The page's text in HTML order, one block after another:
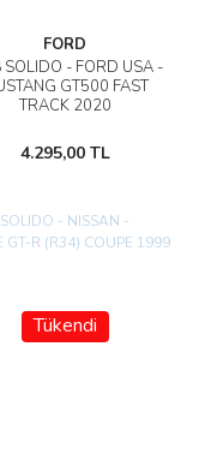
FORD
- FORD USA -
GT500 FAST
TRACK 2020
4.295,00 TL
Tükendi